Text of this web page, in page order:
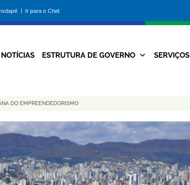
| Ir para o Chat
da
Prefeitura
Navegação
NOTÍCIAS ESTRUTURA DE GOVERNO SERVIÇOS
DO EMPREENDEDORISMO